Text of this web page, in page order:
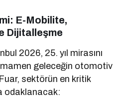
E-Mobilite,
Dijitalleşme
2026, 25. yıl mirasını
geleceğin otomotiv
sektörün en kritik
odaklanacak: